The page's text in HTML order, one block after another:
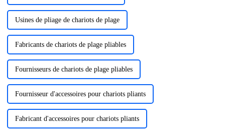
Usines de pliage de chariots de plage
Fabricants de chariots de plage pliables
Fournisseurs de chariots de plage pliables
Fournisseur d'accessoires pour chariots pliants
Fabricant d'accessoires pour chariots pliants